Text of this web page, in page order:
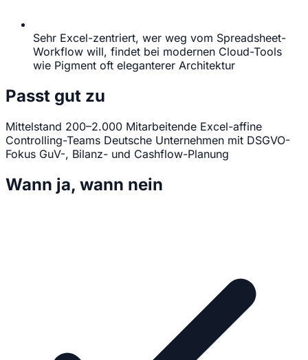
Sehr Excel-zentriert, wer weg vom Spreadsheet-
Workflow will, findet bei modernen Cloud-Tools
wie Pigment oft eleganterer Architektur
Passt gut zu
Mittelstand 200–2.000 Mitarbeitende Excel-affine
Controlling-Teams Deutsche Unternehmen mit DSGVO-
Fokus GuV-, Bilanz- und Cashflow-Planung
Wann ja, wann nein